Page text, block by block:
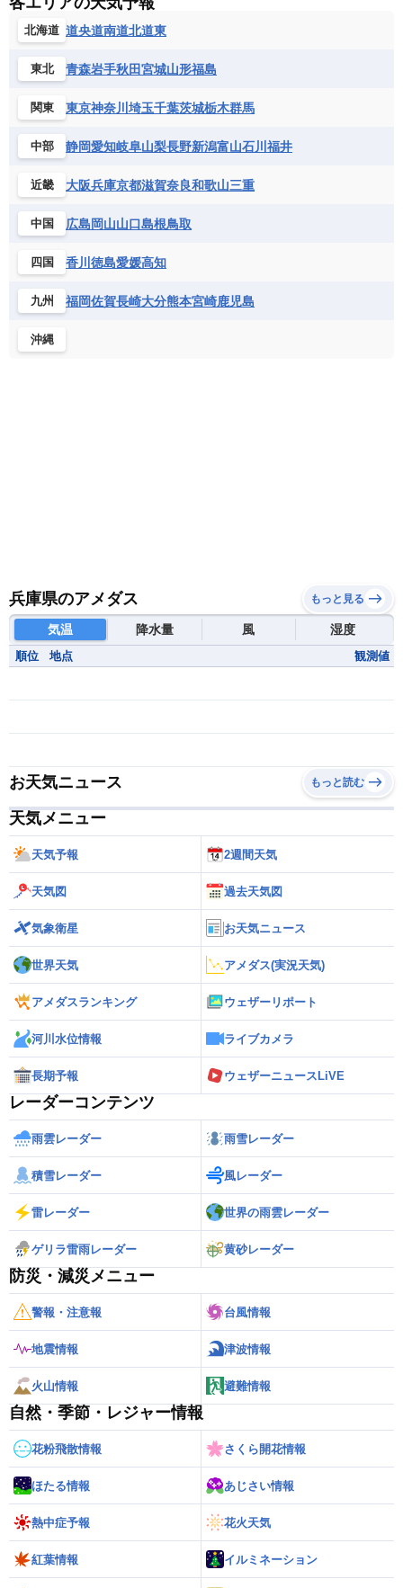
北海道 道央道南道北道東
東北 青森岩手秋田宮城山形福島
関東 東京神奈川 埼玉千葉茨城栃木群馬
中部 静岡愛知岐阜山梨長野新潟富山石川 福井
近畿 大阪兵庫京都滋賀奈良和歌山三重
中国 広島岡山山口島根鳥取
四国 香川 徳島愛媛高知
九州 福岡佐賀長崎大分熊本宮崎鹿児島
沖縄
兵庫県のアメダス もっと見る
気温 降水量 風 湿度
順位 地点 観測値
お天気ニュース もっと読む
天気メニュー
天気予報 2週間天気
天気図 過去天気図
気象衛星 お天気ニュース
世界天気 アメダス(実況天気)
アメダスランキング ウェザーリポート
河川水位情報 ライブカメラ
長期予報 ウェザーニュースLiVE
レーダーコンテンツ
雨雲レーダー 雨雪レーダー
積雪レーダー 風レーダー
雷レーダー 世界の雨雲レーダー
ゲリラ雷雨レーダー 黄砂レーダー
防災・減災メニュー
警報・注意報 台風情報
地震情報 津波情報
火山情報 避難情報
自然・季節・レジャー情報
花粉飛散情報 さくら開花情報
ほたる情報 あじさい情報
熱中症予報 花火天気
紅葉情報 イルミネーション